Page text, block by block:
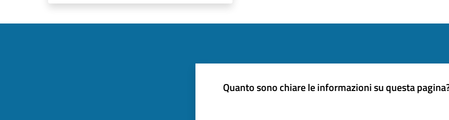
Quanto sono chiare le informazioni su questa